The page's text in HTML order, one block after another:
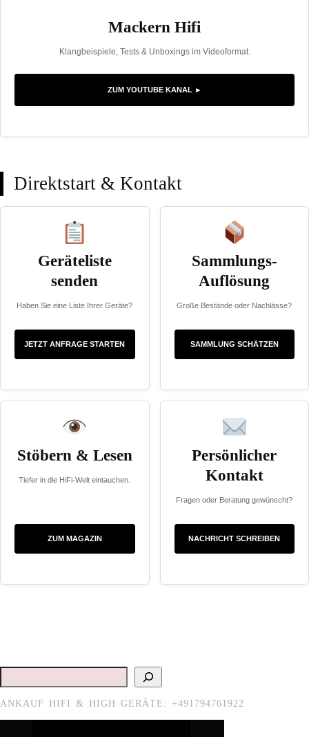
Mackern Hifi
Klangbeispiele, Tests & Unboxings im Videoformat.
ZUM YOUTUBE KANAL ►
Direktstart & Kontakt
Geräteliste
senden
Haben Sie eine Liste Ihrer Geräte?
JETZT ANFRAGE STARTEN
Sammlungs-
Auflösung
Große Bestände oder Nachlässe?
SAMMLUNG SCHÄTZEN
Stöbern & Lesen
Tiefer in die HiFi-Welt eintauchen.
ZUM MAGAZIN
Persönlicher
Kontakt
Fragen oder Beratung gewünscht?
NACHRICHT SCHREIBEN
Suchen
ANKAUF HIFI & HIGH GERÄTE: +491794761922